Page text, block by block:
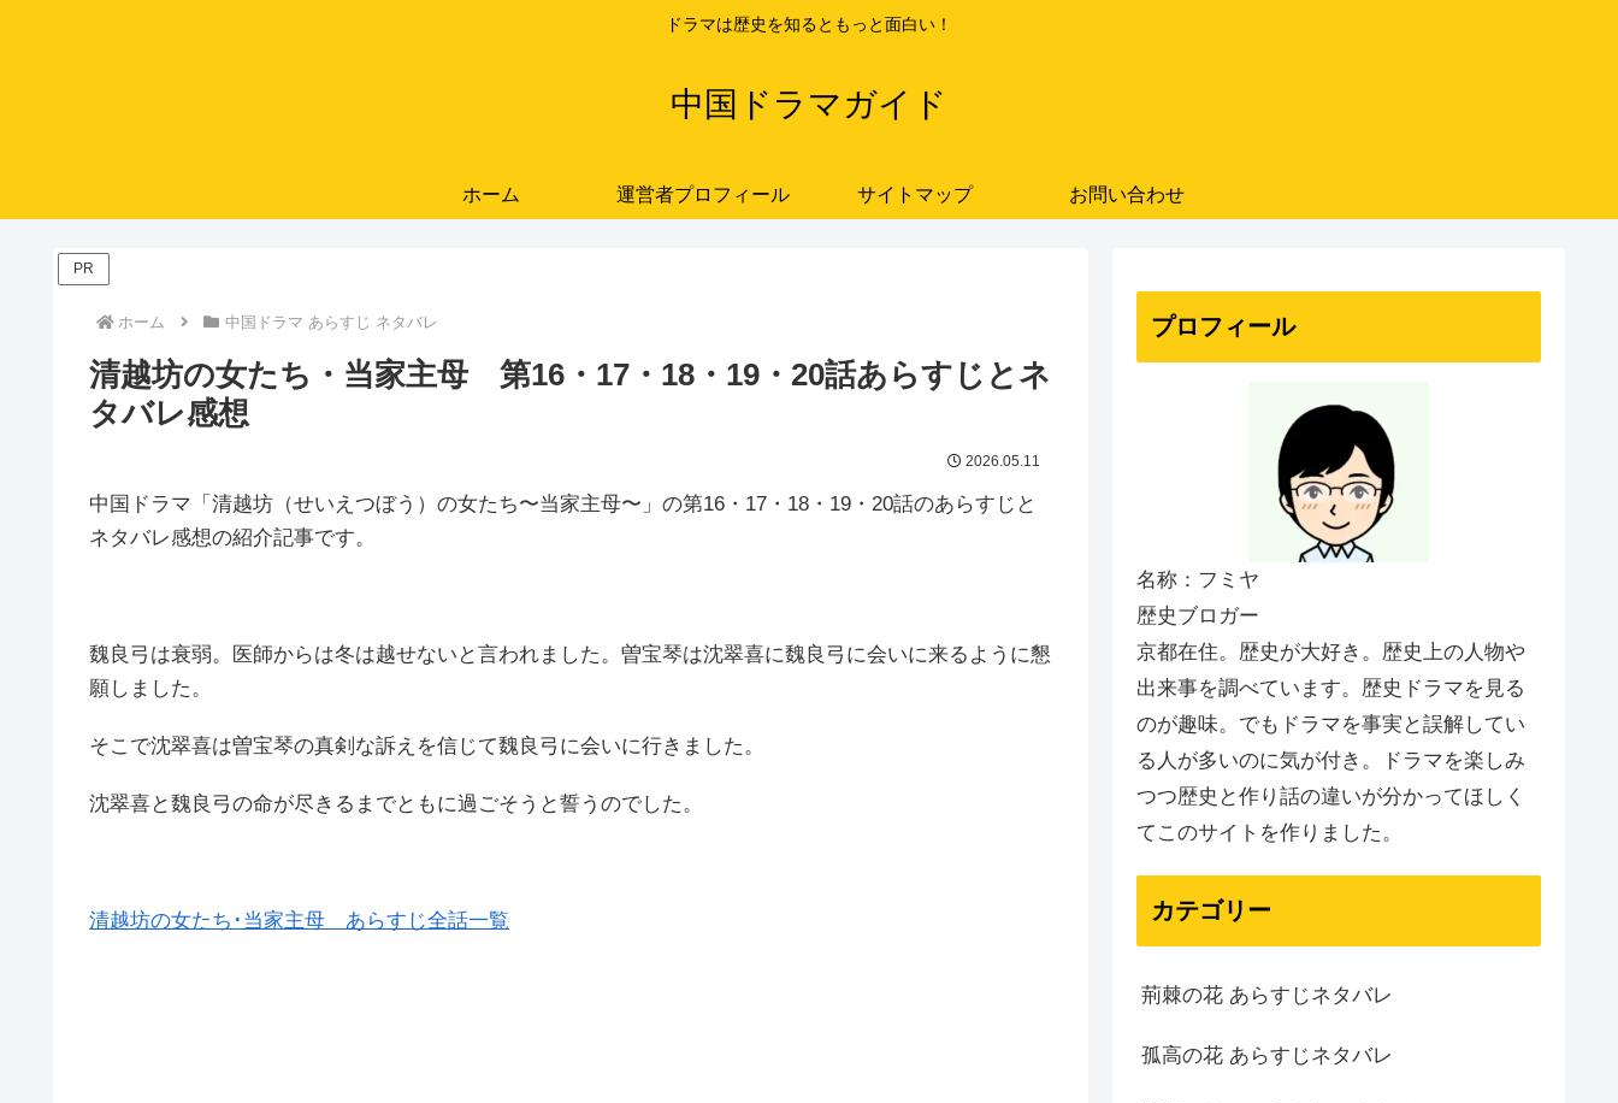
ドラマは歴史を知るともっと面白い！
中国ドラマガイド
ホーム 運営者プロフィール サイトマップ お問い合わせ
PR
ホーム 中国ドラマ あらすじ ネタバレ
清越坊の女たち・当家主母 第16・17・18・19・20話あらすじとネ
タバレ感想
2026.05.11
中国ドラマ「清越坊（せいえつぼう）の女たち〜当家主母〜」の第16・17・18・19・20話のあらすじと
ネタバレ感想の紹介記事です。
魏良弓は衰弱。医師からは冬は越せないと言われました。曽宝琴は沈翠喜に魏良弓に会いに来るように懇
願しました。
そこで沈翠喜は曽宝琴の真剣な訴えを信じて魏良弓に会いに行きました。
沈翠喜と魏良弓の命が尽きるまでともに過ごそうと誓うのでした。
清越坊の女たち･当家主母 あらすじ全話一覧
プロフィール
名称：フミヤ
歴史ブロガー
京都在住。歴史が大好き。歴史上の人物や
出来事を調べています。歴史ドラマを見る
のが趣味。でもドラマを事実と誤解してい
る人が多いのに気が付き。ドラマを楽しみ
つつ歴史と作り話の違いが分かってほしく
てこのサイトを作りました。
カテゴリー
荊棘の花 あらすじネタバレ
孤高の花 あらすじネタバレ